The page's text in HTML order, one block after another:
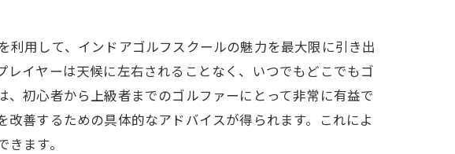
用して、インドアゴルフスクールの魅力を最大限に引き出
イヤーは天候に左右されることなく、いつでもどこでもゴ
初心者から上級者までのゴルファーにとって非常に有益で
善するための具体的なアドバイスが得られます。これによ
ます。